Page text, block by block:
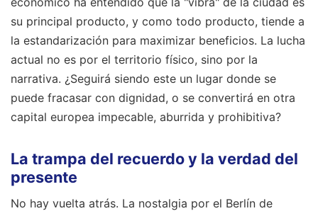
su principal producto, y como todo producto, tiende a
la estandarización para maximizar beneficios. La lucha
actual no es por el territorio físico, sino por la
narrativa. ¿Seguirá siendo este un lugar donde se
puede fracasar con dignidad, o se convertirá en otra
capital europea impecable, aburrida y prohibitiva?
La trampa del recuerdo y la verdad del
presente
No hay vuelta atrás. La nostalgia por el Berlín de